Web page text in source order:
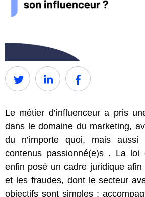
Le métier d’influenceur a pris
dans le domaine du marketing,
du n’importe quoi, mais aussi
contenus passionné(e)s . La
enfin posé un cadre juridique
et les fraudes, dont le secteur
objectifs sont simples :